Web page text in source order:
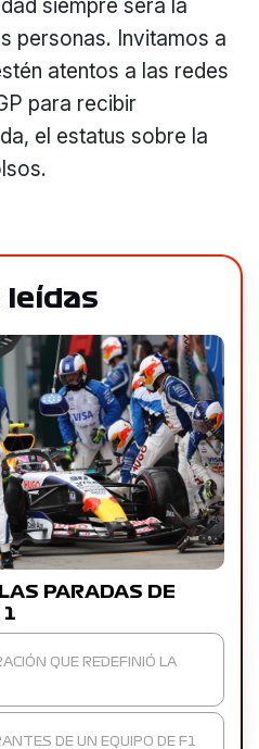
siempre será la
personas. Invitamos a
atentos a las redes
para recibir
el estatus sobre la
leídas
PARADAS DE
1
QUE REDEFINIÓ LA
DE UN EQUIPO DE F1